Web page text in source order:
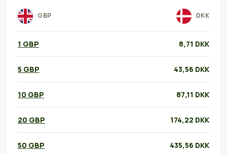
GBP DKK
1 GBP 8,71 DKK
5 GBP 43,56 DKK
10 GBP 87,11 DKK
20 GBP 174,22 DKK
50 GBP 435,56 DKK